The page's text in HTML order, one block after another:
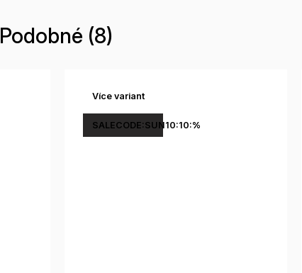
Podobné (8)
Více variant
SALECODE:SUN10:10:%